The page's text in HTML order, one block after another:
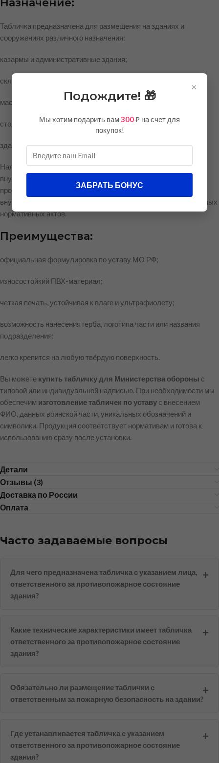
Назначение:
Табличка предназначена для размещения на зданиях и
сооружениях различного назначения:
казармы и административные здания;
склады и хранилища имущества;
мастерские, ангары, технические помещения;
столовые, медпункты, штабы, учебные корпуса;
здания КПП и режимные объекты.
Наличие такой таблички помогает организовать систему
внутреннего контроля, упрощает взаимодействие с
проверяющими органами, соответствует требованиям
внутренних регламентов Министерства обороны и федеральных
нормативных актов.
Преимущества:
официальная формулировка по уставу МО РФ;
износостойкий ПВХ-материал;
четкая печать, устойчивая к влаге и ультрафиолету;
возможность нанесения герба, логотипа части или названия
подразделения;
легко крепится на любую твёрдую поверхность.
Вы можете купить табличку для Министерства обороны с
типовой или индивидуальной надписью. При необходимости мы
обеспечим изготовление табличек по уставу с внесением
ФИО, данных воинской части, уникальных обозначений и
символики. Продукция соответствует нормативам и готова к
использованию сразу после установки.
Детали
Отзывы (3)
Доставка по России
Оплата
Часто задаваемые вопросы
Для чего предназначена табличка с указанием лица,
ответственного за противопожарное состояние
здания?
Какие технические характеристики имеет табличка
ответственного за противопожарное состояние
здания?
Обязательно ли размещение таблички с
ответственным за пожарную безопасность на здании?
Где устанавливается табличка с указанием
ответственного за противопожарное состояние
здания?
×
Подождите! 🎁
Мы хотим подарить вам300₽ на счет для
покупок!
ЗАБРАТЬ БОНУС